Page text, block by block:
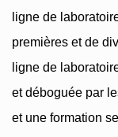
ligne de
premières et de
ligne de
et déboguée par
et une formation